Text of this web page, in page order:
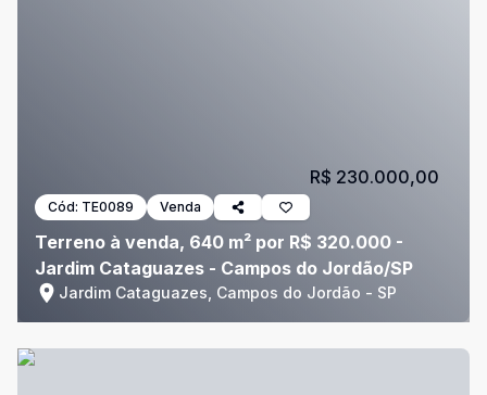
Cód: TE0089 Venda
Terreno à venda, 640 m² por R$ 320.000 -
Jardim Cataguazes - Campos do Jordão/SP
Jardim Cataguazes, Campos do Jordão - SP
R$ 230.000,00